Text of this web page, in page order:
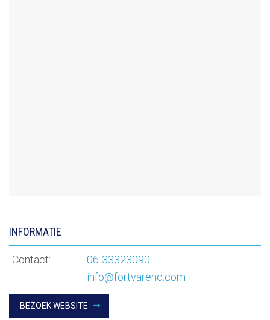
INFORMATIE
Contact:
06-33323090
info@fortvarend.com
BEZOEK WEBSITE